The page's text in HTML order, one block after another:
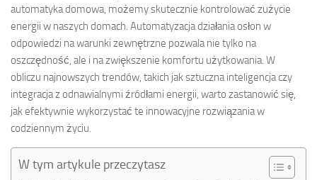
automatyka domowa, możemy skutecznie kontrolować zużycie
energii w naszych domach. Automatyzacja działania osłon w
odpowiedzi na warunki zewnętrzne pozwala nie tylko na
oszczędność, ale i na zwiększenie komfortu użytkowania. W
obliczu najnowszych trendów, takich jak sztuczna inteligencja czy
integracja z odnawialnymi źródłami energii, warto zastanowić się,
jak efektywnie wykorzystać te innowacyjne rozwiązania w
codziennym życiu.
W tym artykule przeczytasz